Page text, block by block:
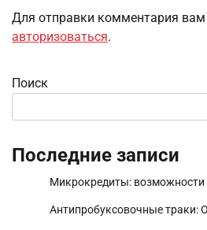
Для отправки комментария
авторизоваться.
Поиск
Последние записи
Микрокредиты:
Антипробуксовочные траки: